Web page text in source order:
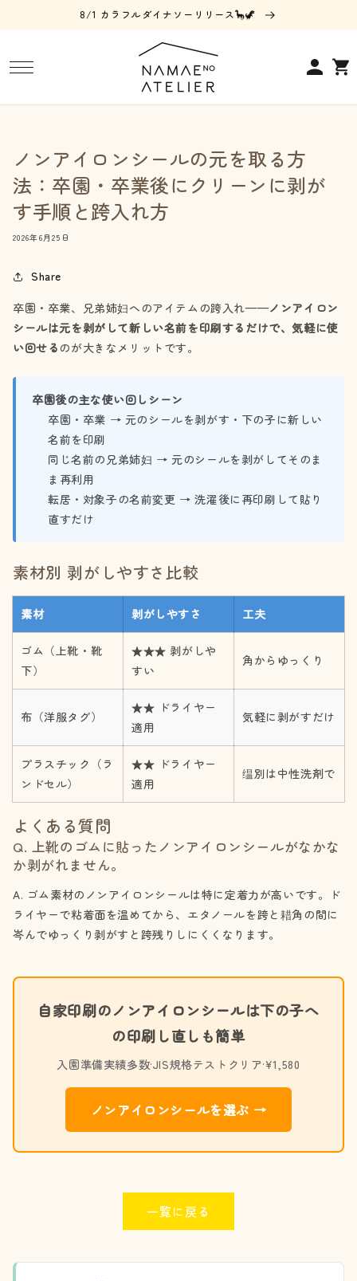
8/1 カラフルダイナソーリリース🦕🦖
グ
イ
ー
ノンアイロンシールの元を取る方
法：卒園・卒業後にクリーンに剥が
す手順と跨入れ方
2026年6月25日
Share
卒園・卒業、兄弟姉妇へのアイテムの跨入れ——ノンアイロン
シールは元を剥がして新しい名前を印刷するだけで、気軽に使
い回せるのが大きなメリットです。
卒園後の主な使い回しシーン
卒園・卒業 → 元のシールを剥がす・下の子に新しい
名前を印刷
同じ名前の兄弟姉妇 → 元のシールを剥がしてそのま
ま再利用
転居・対象子の名前変更 → 洗濯後に再印刷して貼り
直すだけ
素材別 剥がしやすさ比較
素材 剥がしやすさ 工夫
ゴム（上靴・靴
下）
★★★ 剥がしや
すい
角からゆっくり
布（洋服タグ）
★★ ドライヤー
適用
気軽に剥がすだけ
プラスチック（ラ
ンドセル）
★★ ドライヤー
適用
缊別は中性洗剤で
よくある質問
Q. 上靴のゴムに貼ったノンアイロンシールがなかな
か剥がれません。
A. ゴム素材のノンアイロンシールは特に定着力が高いです。ド
ライヤーで粘着面を温めてから、エタノールを跨と耤角の間に
岑んでゆっくり剥がすと跨残りしにくくなります。
自家印刷のノンアイロンシールは下の子へ
の印刷し直しも簡単
入園準備実績多数·JIS規格テストクリア·¥1,580
ノンアイロンシールを選ぶ →
一覧に戻る